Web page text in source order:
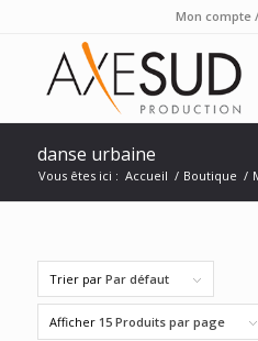
Mon compte
danse urbaine
Vous êtes ici : Accueil / Boutique /
Trier par Par défaut
Afficher 15 Produits par page